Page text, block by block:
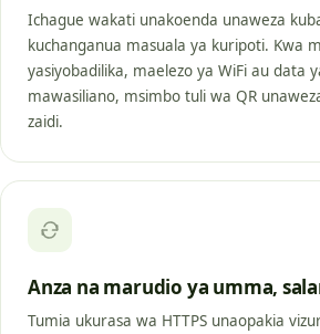
Ichague wakati unakoenda unaweza
kuchanganua masuala ya kuripoti. Kwa
yasiyobadilika, maelezo ya WiFi au data
mawasiliano, msimbo tuli wa QR
zaidi.
Anza na marudio ya umma,
Tumia ukurasa wa HTTPS unaopakia